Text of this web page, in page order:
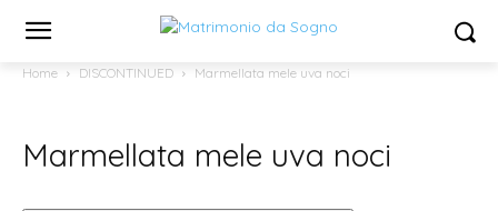
Home DISCONTINUED Marmellata mele uva noci
Marmellata mele uva noci